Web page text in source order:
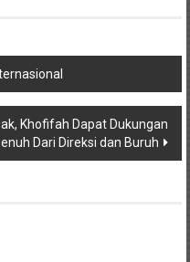
Khofifah Dapat Dukungan
Dari Direksi dan Buruh